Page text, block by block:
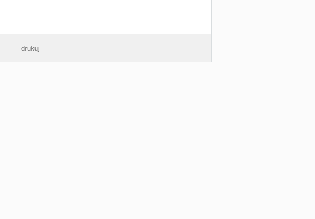
drukuj